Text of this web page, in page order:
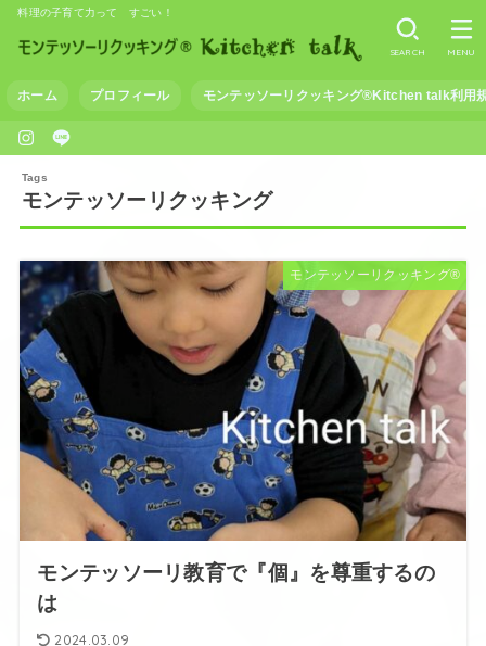
料理の子育て力って すごい！
ホーム プロフィール モンテッソーリクッキング®Kitchen talk利用
SEARCH MENU
モンテッソーリクッキング
モンテッソーリクッキング®
モンテッソーリ教育で『個』を尊重するの
は
2024.03.09